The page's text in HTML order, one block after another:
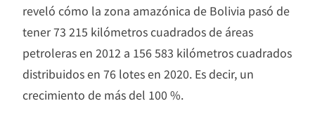
reveló cómo la zona amazónica de Bolivia pasó de
tener 73 215 kilómetros cuadrados de áreas
petroleras en 2012 a 156 583 kilómetros cuadrados
distribuidos en 76 lotes en 2020. Es decir, un
crecimiento de más del 100 %.